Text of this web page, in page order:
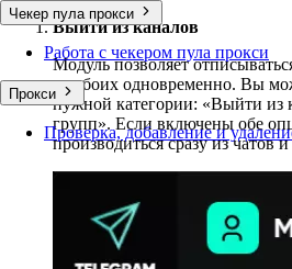
Чекер пула прокси
Работа с чекером пула прокси
Прокси
Проверка, добавление и
Выйти из каналов
Модуль позволяет
от обоих одновременно. Вы
нужной категории: «Выйти из
групп». Если включены обе
производиться сразу из чатов